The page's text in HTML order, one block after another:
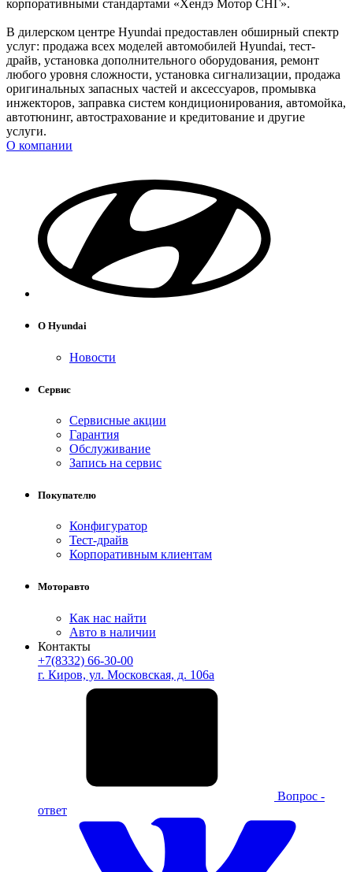
корпоративными стандартами «Хендэ Мотор СНГ».
В дилерском центре Hyundai предоставлен обширный спектр
услуг: продажа всех моделей автомобилей Hyundai, тест-
драйв, установка дополнительного оборудования, ремонт
любого уровня сложности, установка сигнализации, продажа
оригинальных запасных частей и аксессуаров, промывка
инжекторов, заправка систем кондиционирования, автомойка,
автотюнинг, автострахование и кредитование и другие
услуги.
О компании
О Hyundai
Новости
Сервис
Сервисные акции
Гарантия
Обслуживание
Запись на сервис
Покупателю
Конфигуратор
Тест-драйв
Корпоративным клиентам
Моторавто
Как нас найти
Авто в наличии
Контакты
+7(8332) 66-30-00
г. Киров, ул. Московская, д. 106а
Вопрос -
ответ